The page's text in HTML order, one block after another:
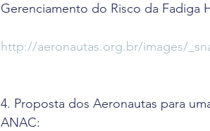
Gerenciamento do Risco da Fadiga
http://aeronautas.org.br/images/
4. Proposta dos Aeronautas para
ANAC: